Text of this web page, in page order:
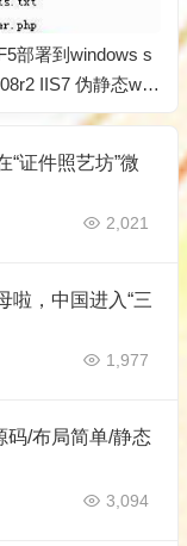
部署到windows s
IIS7 伪静态we
掉index.php规则代
“证件照艺坊”微
2,021
啦，中国进入“三
1,977
码/布局简单/静态
3,094